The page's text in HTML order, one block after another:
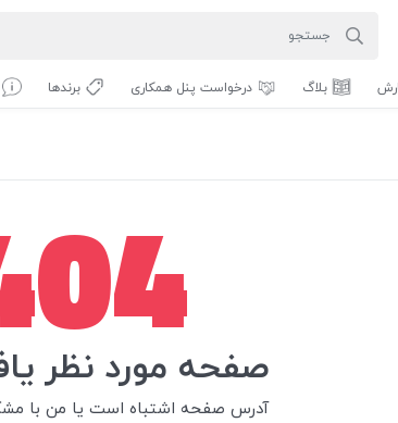
بلاگ درخواست پنل همکاری برندها
صفحه مورد نظر
آدرس صفحه اشتباه است یا من با